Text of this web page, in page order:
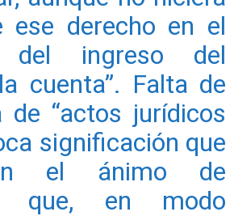
ese derecho en el
del ingreso del
cuenta”. Falta de
de “actos jurídicos
significación que
el ánimo de
que, en modo